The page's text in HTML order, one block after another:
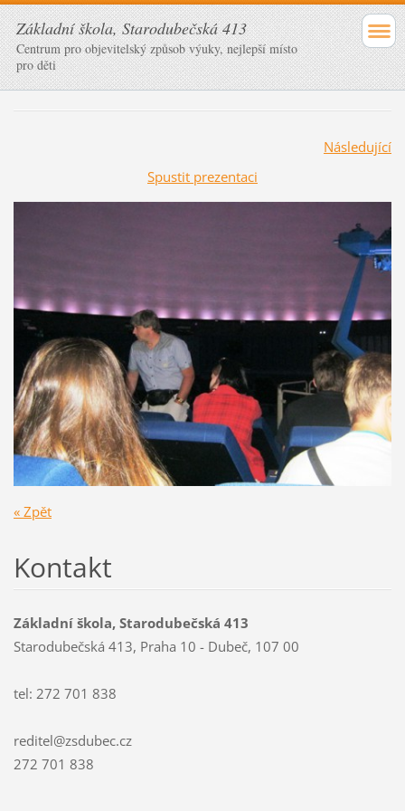
Základní škola, Starodubečská 413
Centrum pro objevitelský způsob výuky, nejlepší místo
pro děti
Následující
Spustit prezentaci
« Zpět
Kontakt
Základní škola, Starodubečská 413
Starodubečská 413, Praha 10 - Dubeč, 107 00
tel: 272 701 838
reditel@zsdubec.cz
272 701 838